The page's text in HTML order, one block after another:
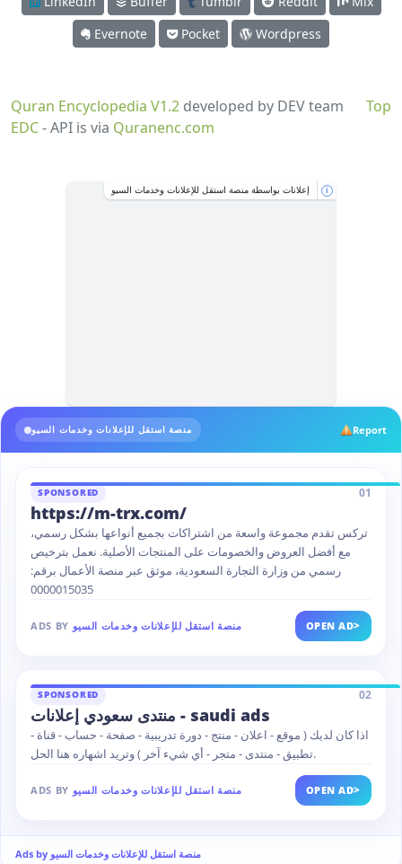
Evernote
Pocket Wordpress
Top
Quran Encyclopedia V1.2 developed by DEV team
EDC- API is via Quranenc.com
إعلانات بواسطة منصة استقل للإعلانات وخدمات السيو i
منصة استقل للإعلانات وخدمات السيو Report
SPONSORED 01
https://m-trx.com/
تركس تقدم مجموعة واسعة من اشتراكات بجميع أنواعها بشكل رسمي،
مع أفضل العروض والخصومات على المنتجات الأصلية. نعمل بترخيص
رسمي من وزارة التجارة السعودية، موثق عبر منصة الأعمال برقم:
0000015035
ADS BY منصة استقل للإعلانات وخدمات السيو OPEN AD>
SPONSORED 02
منتدى سعودي إعلانات - saudi ads
اذا كان لديك ( موقع - اعلان - منتج - دورة تدريبية - صفحة - حساب - قناة -
تطبيق - منتدى - متجر - أي شيء آخر ) وتريد اشهاره هنا الحل.
ADS BY منصة استقل للإعلانات وخدمات السيو OPEN AD>
Ads by منصة استقل للإعلانات وخدمات السيو